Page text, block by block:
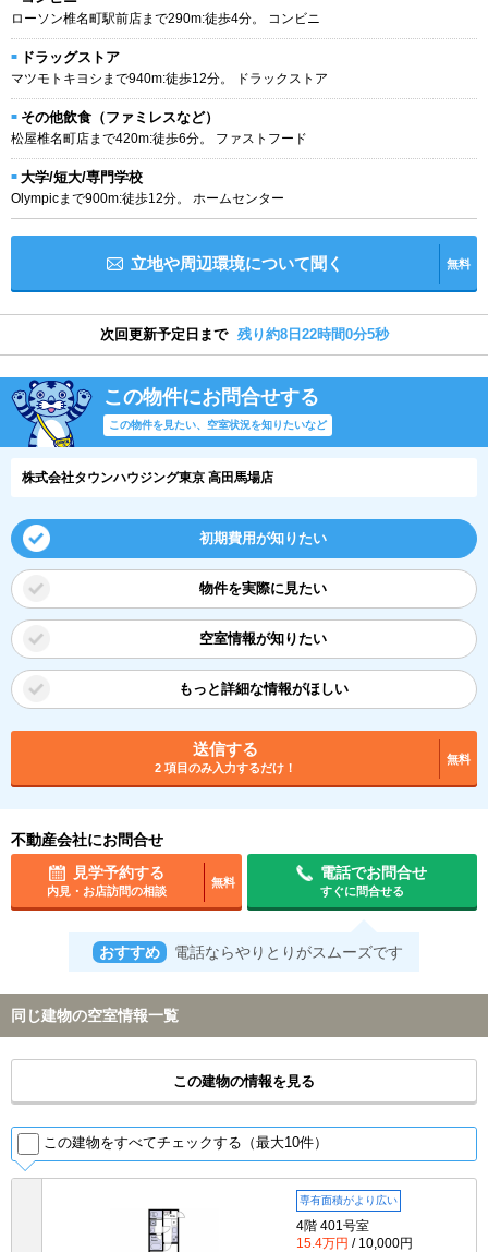
ローソン椎名町駅前店まで290m:徒歩4分。 コンビニ
ドラッグストア
マツモトキヨシまで940m:徒歩12分。 ドラックストア
その他飲食（ファミレスなど）
松屋椎名町店まで420m:徒歩6分。 ファストフード
大学/短大/専門学校
Olympicまで900m:徒歩12分。 ホームセンター
立地や周辺環境について聞く 無料
次回更新予定日まで 残り約8日22時間0分4秒
この物件にお問合せする
この物件を見たい、空室状況を知りたいなど
株式会社タウンハウジング東京 高田馬場店
初期費用が知りたい
物件を実際に見たい
空室情報が知りたい
もっと詳細な情報がほしい
送信する
2 項目のみ入力するだけ！
無料
不動産会社にお問合せ
見学予約する
内見・お店訪問の相談
無料
電話でお問合せ
すぐに問合せる
おすすめ 電話ならやりとりがスムーズです
同じ建物の空室情報一覧
この建物の情報を見る
この建物をすべてチェックする（最大10件）
専有面積がより広い
4階 401号室
15.4万円 / 10,000円